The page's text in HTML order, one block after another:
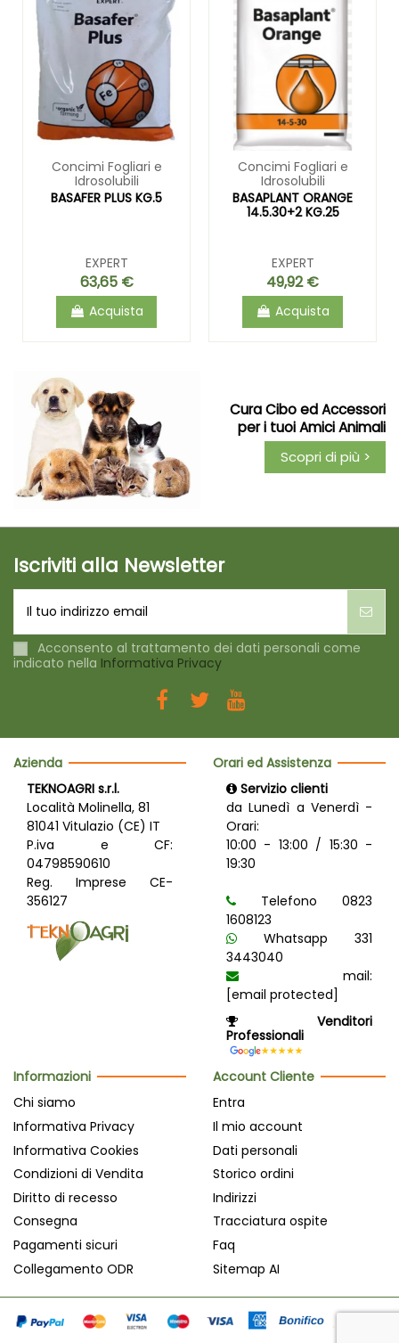
Concimi Fogliari e
Idrosolubili
BASAFER PLUS KG.5
EXPERT
63,65 €
Acquista
Concimi Fogliari e
Idrosolubili
BASAPLANT ORANGE
14.5.30+2 KG.25
EXPERT
49,92 €
Acquista
Cura Cibo ed Accessori
per i tuoi Amici Animali
Scopri di più >
Iscriviti alla Newsletter
Acconsento al trattamento dei dati personali come
indicato nella Informativa Privacy
Azienda
TEKNOAGRI s.r.l.
Località Molinella, 81
81041 Vitulazio (CE) IT
P.iva e CF:
04798590610
Reg. Imprese CE-
356127
Orari ed Assistenza
Servizio clienti
da Lunedì a Venerdì -
Orari:
10:00 - 13:00 / 15:30 -
19:30
Telefono 0823
1608123
Whatsapp 331
3443040
mail:
[email protected]
Venditori
Professionali
Informazioni
Chi siamo
Informativa Privacy
Informativa Cookies
Condizioni di Vendita
Diritto di recesso
Consegna
Pagamenti sicuri
Collegamento ODR
Account Cliente
Entra
Il mio account
Dati personali
Storico ordini
Indirizzi
Tracciatura ospite
Faq
Sitemap AI